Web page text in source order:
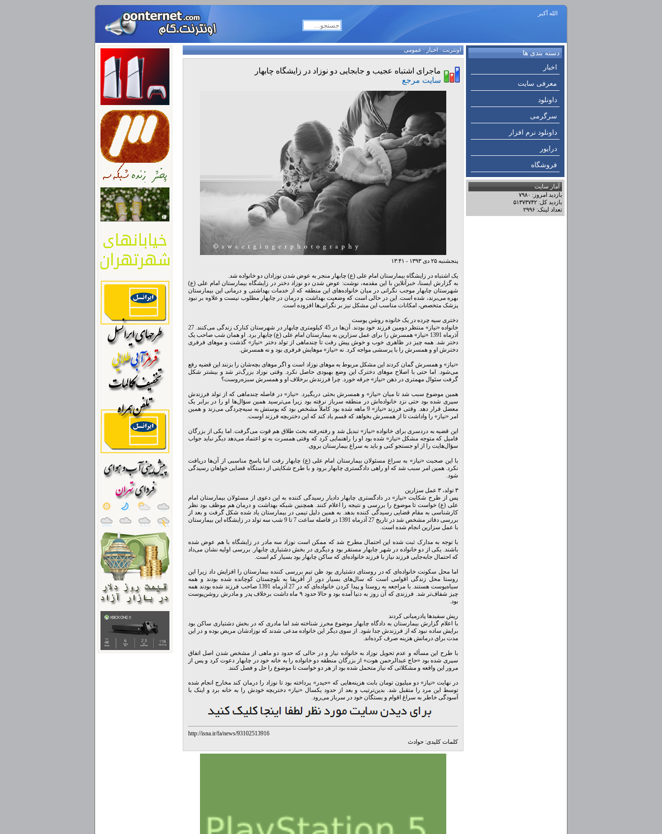
الله أكبر
دسته بندی ها
اخبار
معرفی سایت
داونلود
سرگرمی
داونلود نرم افزار
درایور
فروشگاه
آمار سایت
بازدید امروز: ۷۹۸۰
بازدید کل: ۵۱۳۷۳۷۴۲
تعداد لینک: ۲۹۹۶
اونترنت:اخبار:عمومی
ماجرای اشتباه عجیب و جابجایی دو نوزاد در زایشگاه چابهار
سایت مرجع
پنجشنبه ۲۵ دی ۱۳۹۳ - ۱۳:۴۱
یک اشتباه در زایشگاه بیمارستان امام علی (ع) چابهار منجر به عوض شدن نوزادان دو خانواده شد.
به گزارش ایسنا، خبرآنلاین با این مقدمه، نوشت: عوض شدن دو نوزاد دختر در زایشگاه بیمارستان امام علی (ع)
شهرستان چابهار موجب نگرانی در میان خانواده‌های این منطقه که از خدمات بهداشتی و درمانی این بیمارستان
بهره می‌برند، شده است. این در حالی است که وضعیت بهداشت و درمان در چابهار مطلوب نیست و علاوه بر نبود
پزشک متخصص، امکانات مناسب این مشکل نیز بر نگرانی‌ها افزوده است.
دختری سیه‌ چرده در یک خانوده روشن‌ پوست
خانواده «نیاز» منتظر دومین فرزند خود بودند. آن‌ها در 45 کیلومتری چابهار در شهرستان کنارک زندگی می‌کنند. 27
آذرماه 1391 «نیاز» همسرش را برای عمل سزارین به بیمارستان امام علی (ع) چابهار برد. او همان شب صاحب یک
دختر شد. همه چیز در ظاهری خوب و خوش پیش رفت تا چندماهی از تولد دختر «نیاز» گذشت و موهای فرفری
دخترش او و همسرش را با پرسشی مواجه کرد. نه «نیاز» موهایش فرفری بود و نه همسرش.
«نیاز» و همسرش گمان کردند این مشکل مربوط به موهای نوزاد است و اگر موهای بچه‌شان را بزنند این قضیه رفع
می‌شود. اما حتی با اصلاح موهای دخترک این وضع بهبودی حاصل نکرد. وقتی نوزاد بزرگ‌تر شد و بیشتر شکل
گرفت سئوال مهمتری در ذهن «نیاز» جرقه خورد. چرا فرزندش برخلاف او و همسرش سبزه‌روست؟
همین موضوع سبب شد تا میان «نیاز» و همسرش بحثی دربگیرد. «نیاز» در فاصله چندماهی که از تولد فرزندش
سپری شده بود حتی نزد خانواده‌اش در منطقه سرباز نرفته بود زیرا می‌ترسید همین سؤال‌ها او را در برابر یک
معضل قرار دهد. وقتی فرزند «نیاز» 9 ماهه شده بود کاملاً مشخص بود که پوستش به سیه‌چردگی می‌زند و همین
امر «نیاز» را واداشت تا از همسرش بخواهد که قسم یاد کند که این دختربچه فرزند اوست.
این قضیه به دردسری برای خانواده «نیاز» تبدیل شد و رفته‌رفته بحث طلاق هم قوت می‌گرفت. اما یکی از بزرگان
فامیل که متوجه مشکل «نیاز» شده بود او را راهنمایی کرد که وقتی همسرت به تو اعتماد می‌دهد دیگر نباید جواب
سؤال‌هایت را از او جستجو کنی و باید به سراغ بیمارستان بروی.
با این صحبت «نیاز» به سراغ مسئولان بیمارستان امام علی (ع) چابهار رفت اما پاسخ مناسبی از آن‌ها دریافت
نکرد. همین امر سبب شد که او راهی دادگستری چابهار برود و با طرح شکایتی از دستگاه قضایی خواهان رسیدگی
شود.
۳ تولد، ۳ عمل سزارین
پس از طرح شکایت «نیاز» در دادگستری چابهار دادیار رسیدگی کننده به این دعوی از مسئولان بیمارستان امام
علی (ع) خواست تا موضوع را بررسی و نتیجه را اعلام کنند. همچنین شبکه بهداشت و درمان هم موظف بود نظر
کارشناسی به مقام قضایی رسیدگی کننده بدهد. به همین دلیل تیمی در بیمارستان یاد شده شکل گرفت و بعد از
بررسی دفاتر مشخص شد در تاریخ 27 آذرماه 1391 در فاصله ساعت 7 تا 9 شب سه تولد در زایشگاه این بیمارستان
با عمل سزارین انجام شده است.
با توجه به مدارک ثبت شده این احتمال مطرح شد که ممکن است نوزاد سه مادر در زایشگاه با هم عوض شده
باشند. یکی از دو خانواده در شهر چابهار مستقر بود و دیگری در بخش دشتیاری چابهار. بررسی اولیه نشان می‌داد
که احتمال جابه‌جایی فرزند نیاز با فرزند خانواده‌ای که ساکن چابهار بود بسیار کم است.
اما محل سکونت خانواده‌ای که در روستای دشتیاری بود ظن تیم بررسی کننده بیمارستان را افزایش داد زیرا این
روستا محل زندگی اقوامی است که سال‌های بسیار دور از آفریقا به بلوچستان کوچانده شده بودند و همه
سیاه‌پوست هستند. با مراجعه به روستا و پیدا کردن خانواده‌ای که در 27 آذرماه 1391 صاحب فرزند شده بودند همه
چیز شفاف‌تر شد. فرزندی که آن روز به دنیا آمده بود و حالا حدود ۹ ماه داشت برخلاف پدر و مادرش روشن‌پوست
بود.
ریش‌ سفیدها پادرمیانی کردند
با اعلام گزارش بیمارستان به دادگاه چابهار موضوع محرز شناخته شد اما مادری که در بخش دشتیاری ساکن بود
برایش ساده نبود که از فرزندش جدا شود. از سوی دیگر این خانواده مدعی شدند که نوزادشان مریض بوده و در این
مدت برای درمانش هزینه صرف کرده‌اند.
با طرح این مسأله و عدم تحویل نوزاد به خانواده نیاز و در حالی که حدود دو ماهی از مشخص شدن اصل اتفاق
سپری شده بود «حاج عبدالرحمن هوت» از بزرگان منطقه دو خانواده را به خانه خود در چابهار دعوت کرد و پس از
مرور این واقعه و مشکلاتی که نیاز متحمل شده بود از هر دو خواست تا موضوع را حل و فصل کنند.
در نهایت «نیاز» دو میلیون تومان بابت هزینه‌هایی که «حیدر» پرداخته بود تا نوزاد را درمان کند مخارج انجام شده
توسط این مرد را متقبل شد. بدین‌ترتیب و بعد از حدود یکسال «نیاز» دختربچه خودش را به خانه برد و اینک با
آسودگی خاطر به سراغ اقوام و بستگان خود در سرباز می‌رود.
http://isna.ir/fa/news/93102513916
کلمات کلیدی: حوادث